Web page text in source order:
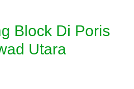
Block Di Poris
Utara